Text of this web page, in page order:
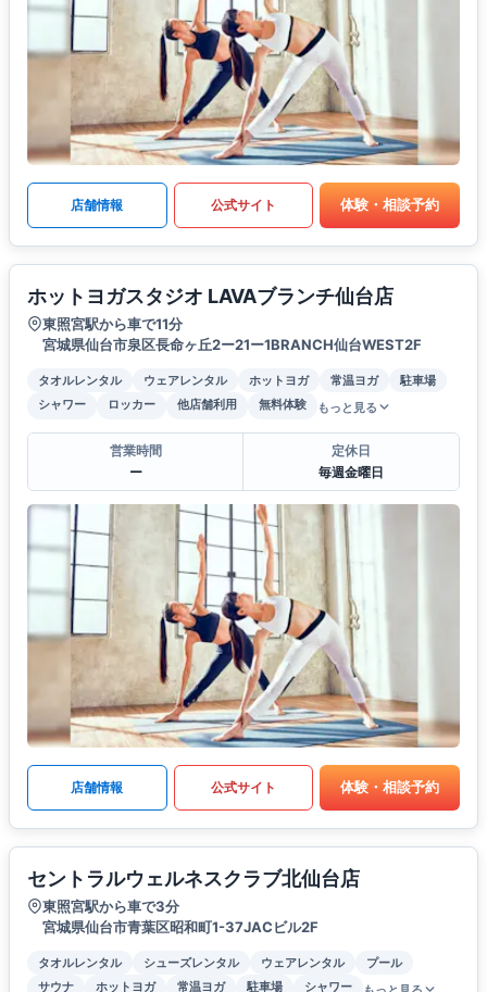
店舗情報 公式サイト 体験・相談予約
ホットヨガスタジオ LAVAブランチ仙台店
東照宮駅から車で11分
宮城県仙台市泉区長命ヶ丘2ー21ー1BRANCH仙台WEST2F
タオルレンタル ウェアレンタル ホットヨガ 常温ヨガ
駐車場
シャワー
ロッカー 他店舗利用 無料体験 もっと見る
営業時間
ー
定休日
毎週金曜日
店舗情報 公式サイト 体験・相談予約
セントラルウェルネスクラブ北仙台店
東照宮駅から車で3分
宮城県仙台市青葉区昭和町1-37JACビル2F
タオルレンタル シューズレンタル ウェアレンタル
プール
サウナ
ホットヨガ 常温ヨガ 駐車場 シャワー